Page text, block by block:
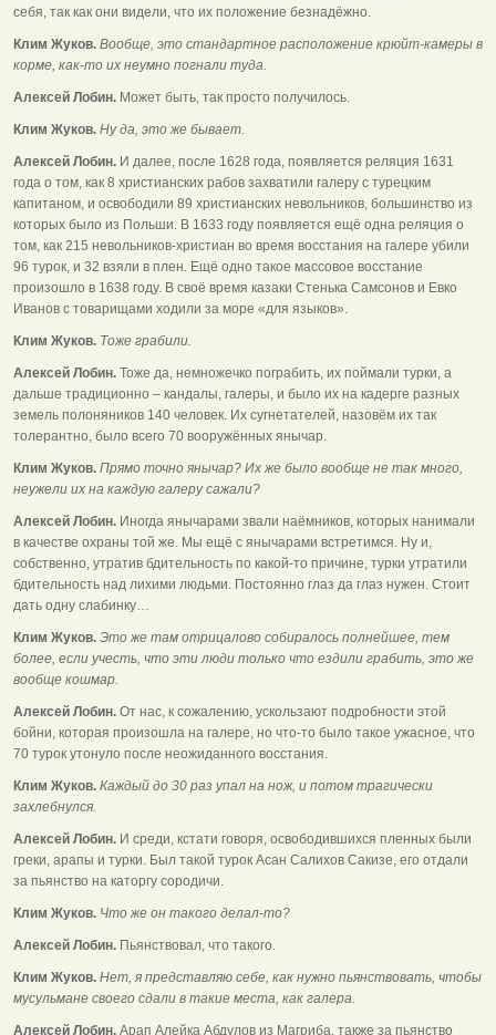
себя, так как они видели, что их положение безнадёжно.
Клим Жуков. Вообще, это стандартное расположение крюйт-камеры в
корме, как-то их неумно погнали туда.
Алексей Лобин. Может быть, так просто получилось.
Клим Жуков. Ну да, это же бывает.
Алексей Лобин. И далее, после 1628 года, появляется реляция 1631
года о том, как 8 христианских рабов захватили галеру с турецким
капитаном, и освободили 89 христианских невольников, большинство из
которых было из Польши. В 1633 году появляется ещё одна реляция о
том, как 215 невольников-христиан во время восстания на галере убили
96 турок, и 32 взяли в плен. Ещё одно такое массовое восстание
произошло в 1638 году. В своё время казаки Стенька Самсонов и Евко
Иванов с товарищами ходили за море «для языков».
Клим Жуков. Тоже грабили.
Алексей Лобин. Тоже да, немножечко пограбить, их поймали турки, а
дальше традиционно – кандалы, галеры, и было их на кадерге разных
земель полоняников 140 человек. Их сугнетателей, назовём их так
толерантно, было всего 70 вооружённых янычар.
Клим Жуков. Прямо точно янычар? Их же было вообще не так много,
неужели их на каждую галеру сажали?
Алексей Лобин. Иногда янычарами звали наёмников, которых нанимали
в качестве охраны той же. Мы ещё с янычарами встретимся. Ну и,
собственно, утратив бдительность по какой-то причине, турки утратили
бдительность над лихими людьми. Постоянно глаз да глаз нужен. Стоит
дать одну слабинку…
Клим Жуков. Это же там отрицалово собиралось полнейшее, тем
более, если учесть, что эти люди только что ездили грабить, это же
вообще кошмар.
Алексей Лобин. От нас, к сожалению, ускользают подробности этой
бойни, которая произошла на галере, но что-то было такое ужасное, что
70 турок утонуло после неожиданного восстания.
Клим Жуков. Каждый до 30 раз упал на нож, и потом трагически
захлебнулся.
Алексей Лобин. И среди, кстати говоря, освободившихся пленных были
греки, арапы и турки. Был такой турок Асан Салихов Сакизе, его отдали
за пьянство на каторгу сородичи.
Клим Жуков. Что же он такого делал-то?
Алексей Лобин. Пьянствовал, что такого.
Клим Жуков. Нет, я представляю себе, как нужно пьянствовать, чтобы
мусульмане своего сдали в такие места, как галера.
Алексей Лобин. Арап Алейка Абдулов из Магриба, также за пьянство